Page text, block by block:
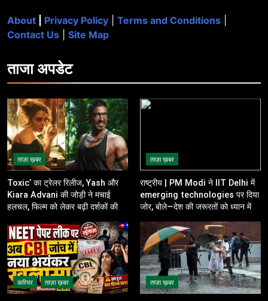
About Privacy Policy Terms and Conditions
Contact Us
Site Map
ताजाअपडेट
ताज़ा ख़बर
Toxic’ का ट्रेलर रिलीज, Yash और
Kiara Advani की जोड़ी ने मचाई
हलचल, फिल्म को लेकर बढ़ी दर्शकों की
ताज़ा ख़बर
राष्ट्रीय | PM Modi ने IIT Delhi में
emerging technologies पर दिया
जोर, बोले—देश की जरूरतों को ध्यान में
करियर ताज़ा ख़बर ताज़ा ख़बर